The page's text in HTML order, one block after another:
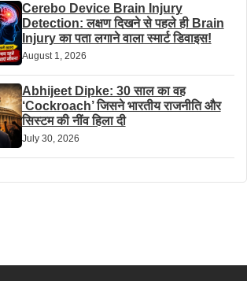
Cerebo Device Brain Injury
Detection: लक्षण दिखने से पहले ही Brain
Injury का पता लगाने वाला स्मार्ट डिवाइस!
August 1, 2026
Abhijeet Dipke: 30 साल का वह
‘Cockroach’ जिसने भारतीय राजनीति और
सिस्टम की नींव हिला दी
July 30, 2026